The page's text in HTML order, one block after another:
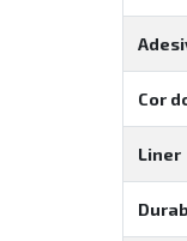
Cor
Liner